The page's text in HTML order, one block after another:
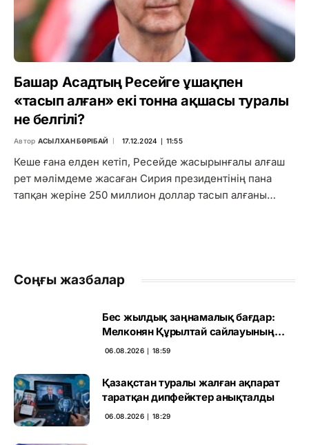
Башар Асадтың Ресейге ұшақпен
«тасып алған» екі тонна ақшасы туралы
не белгілі?
Автор АСЫЛХАН БӨРІБАЙ 17.12.2024 ∣ 11:55
Кеше ғана елден кетіп, Ресейде жасырынғалы алғаш
рет мәлімдеме жасаған Сирия президентінің пана
тапқан жеріне 250 миллион доллар тасып алғаны…
Соңғы жазбалар
Бес жылдық заңнамалық бағдар:
Мелконян Құрылтай сайлауының
маңызын бағалады
06.08.2026 ∣ 18:59
Қазақстан туралы жалған ақпарат
таратқан дипфейктер анықталды
06.08.2026 ∣ 18:29